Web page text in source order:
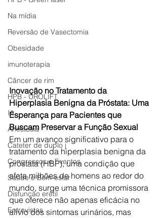
Na mídia
Reversão de Vasectomia
Obesidade
imunoterapia
Câncer de rim
HPB - UROLIFT
IA
Anestesia
Cateter de duplo j
Congressos e Eventos
Saúde e Bem-estar
Disfunção erétil
Entrevistas
Inovação no Tratamento da
Hiperplasia Benigna da Próstata: Uma
Esperança para Pacientes que
Buscam Preservar a Função Sexual
Em um avanço significativo para o
tratamento da hiperplasia benigna da
próstata (HBP), uma condição que
afeta milhões de homens ao redor do
mundo, surge uma técnica promissora
que oferece não apenas eficácia no
alívio dos sintomas urinários, mas